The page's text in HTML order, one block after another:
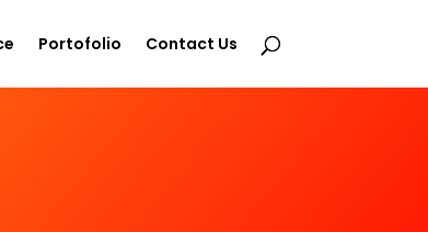
Portofolio Contact Us